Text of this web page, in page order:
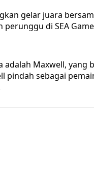
gelar juara
perunggu di SEA
adalah Maxwell, yang
pindah sebagai